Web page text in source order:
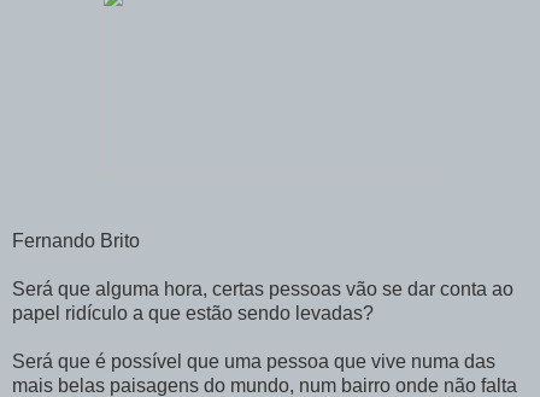
Fernando Brito
Será que alguma hora, certas pessoas vão se dar conta ao
papel ridículo a que estão sendo levadas?
Será que é possível que uma pessoa que vive numa das
mais belas paisagens do mundo, num bairro onde não falta